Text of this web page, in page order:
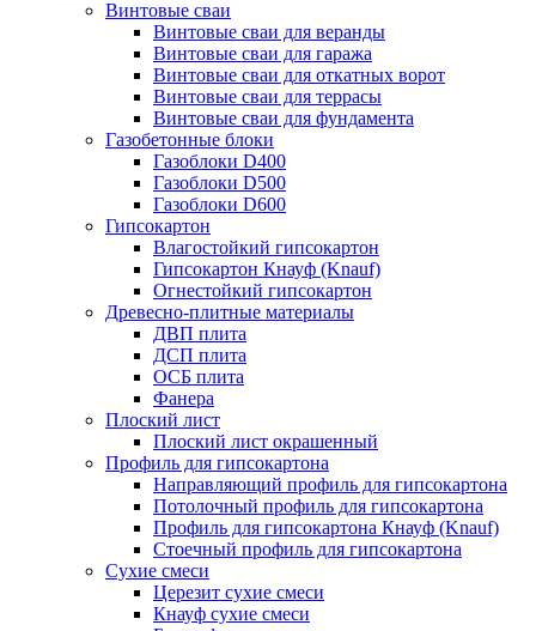
Винтовые сваи
Винтовые сваи для веранды
Винтовые сваи для гаража
Винтовые сваи для откатных ворот
Винтовые сваи для террасы
Винтовые сваи для фундамента
Газобетонные блоки
Газоблоки D400
Газоблоки D500
Газоблоки D600
Гипсокартон
Влагостойкий гипсокартон
Гипсокартон Кнауф (Knauf)
Огнестойкий гипсокартон
Древесно-плитные материалы
ДВП плита
ДСП плита
ОСБ плита
Фанера
Плоский лист
Плоский лист окрашенный
Профиль для гипсокартона
Направляющий профиль для гипсокартона
Потолочный профиль для гипсокартона
Профиль для гипсокартона Кнауф (Knauf)
Стоечный профиль для гипсокартона
Сухие смеси
Церезит сухие смеси
Кнауф сухие смеси